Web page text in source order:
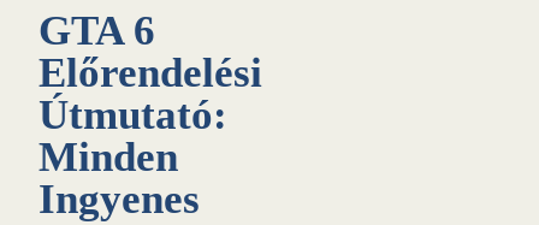
GTA 6
Előrendelési
Útmutató:
Minden
Ingyenes